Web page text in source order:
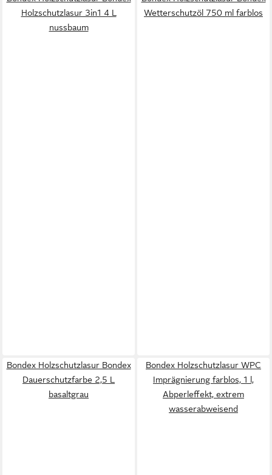
Holzschutzlasur 3in1 4 L
nussbaum
Wetterschutzöl 750 ml farblos
Bondex Holzschutzlasur Bondex
Dauerschutzfarbe 2,5 L
basaltgrau
Bondex Holzschutzlasur WPC
Imprägnierung farblos, 1 l,
Abperleffekt, extrem
wasserabweisend